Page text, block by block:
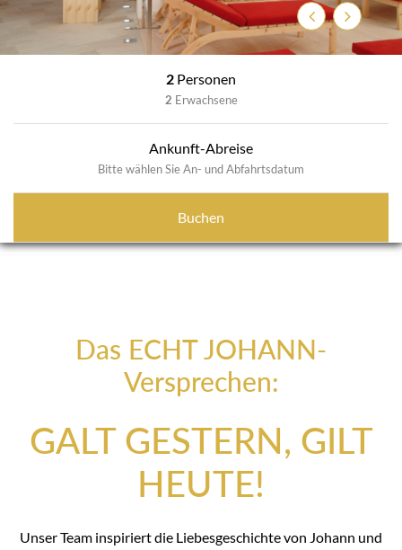
ZurückWeiter
2 Personen
2 Erwachsene
Ankunft-Abreise
Bitte wählen Sie An- und Abfahrtsdatum
Buchen
Das ECHT JOHANN-
Versprechen:
GALT GESTERN, GILT
HEUTE!
Unser Team inspiriert die Liebesgeschichte von Johann und